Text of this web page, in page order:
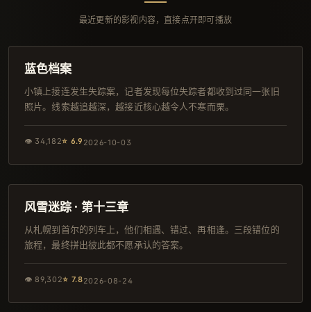
最近更新的影视内容，直接点开即可播放
韩剧
蓝色档案
小镇上接连发生失踪案，记者发现每位失踪者都收到过同一张旧
照片。线索越追越深，越接近核心越令人不寒而栗。
👁 34,182⭐ 6.9 2026-10-03
杜比
风雪迷踪 · 第十三章
从札幌到首尔的列车上，他们相遇、错过、再相逢。三段错位的
旅程，最终拼出彼此都不愿承认的答案。
👁 89,302⭐ 7.82026-08-24